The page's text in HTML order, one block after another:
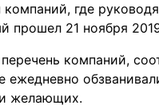
компаний, где
прошел 21 ноября
компаний,
ежедневно
желающих.